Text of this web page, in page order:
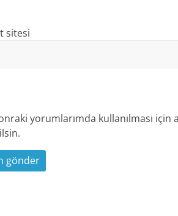
sitesi
yorumlarımda kullanılması için